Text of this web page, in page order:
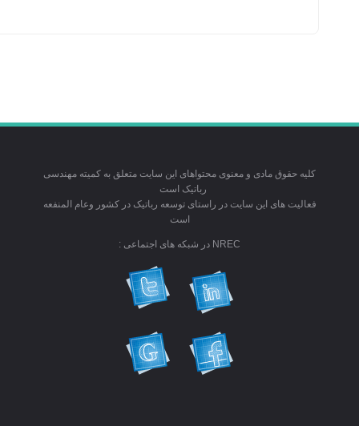
کلیه حقوق مادی و معنوی محتواهای این سایت متعلق به کمیته مهندسی
رباتیک است
فعالیت های این سایت در راستای توسعه رباتیک در کشور وعام المنفعه
است
NREC در شبکه های اجتماعی :